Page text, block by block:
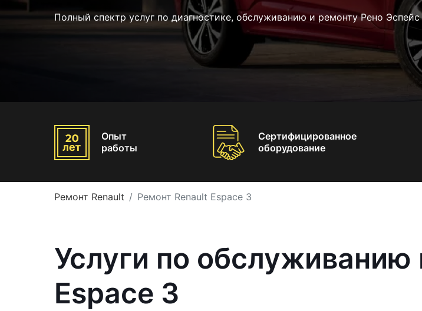
Полный спектр услуг по диагностике, обслуживанию и ремонту Рено
Опыт
работы
Сертифицированное
оборудование
Ремонт Renault Ремонт Renault Espace 3
Услуги по обслуживанию
Espace 3